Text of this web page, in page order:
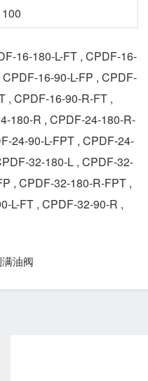
100
16-180-L-FT , CPDF-16-
16-90-L-FP , CPDF-
, CPDF-16-90-R-FT ,
180-R , CPDF-24-180-R-
24-90-L-FPT , CPDF-24-
32-180-L , CPDF-32-
, CPDF-32-180-R-FPT ,
L-FT , CPDF-32-90-R ,
油阀